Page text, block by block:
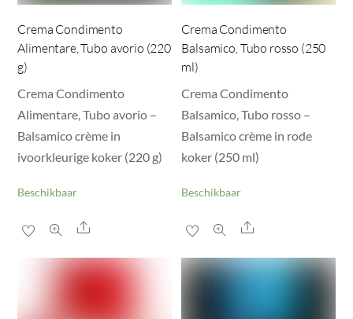
Crema Condimento
Alimentare, Tubo avorio (220
g)
Crema Condimento
Alimentare, Tubo avorio –
Balsamico crème in
ivoorkleurige koker (220 g)
Beschikbaar
Share
Crema Condimento
Balsamico, Tubo rosso (250
ml)
Crema Condimento
Balsamico, Tubo rosso –
Balsamico crème in rode
koker (250 ml)
Beschikbaar
Share